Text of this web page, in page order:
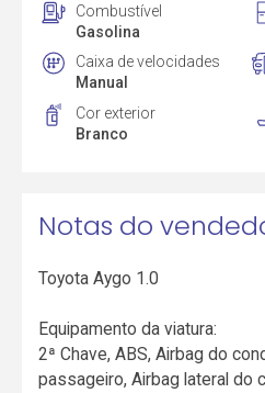
Combustível
Gasolina
Caixa de velocidades
Manual
Cor exterior
Branco
Notas do
Toyota Aygo 1.0
Equipamento da viatura:
2ª Chave, ABS, Airbag do
passageiro, Airbag lateral do